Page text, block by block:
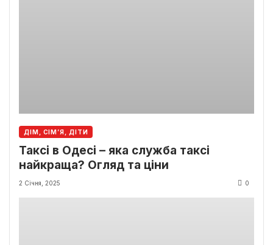
ДІМ, СІМ’Я, ДІТИ
Таксі в Одесі – яка служба таксі
найкраща? Огляд та ціни
2 Січня, 2025 0